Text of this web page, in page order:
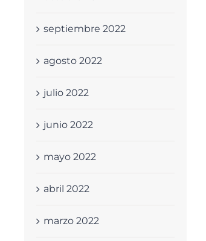
septiembre 2022
agosto 2022
julio 2022
junio 2022
mayo 2022
abril 2022
marzo 2022